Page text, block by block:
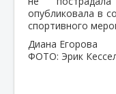
опубликовала в
спортивного
Диана Егорова
ФОТО: Эрик